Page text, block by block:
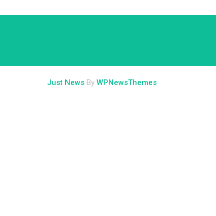
Just News By WPNewsThemes